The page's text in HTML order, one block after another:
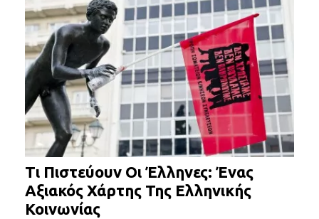
Τι Πιστεύουν Οι Έλληνες: Ένας
Αξιακός Χάρτης Της Ελληνικής
Κοινωνίας